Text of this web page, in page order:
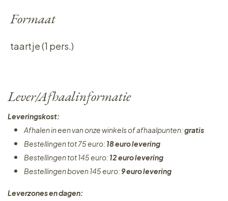
Formaat
taartje (1 pers.)
Lever/Afhaalinformatie
Leveringskost:
Afhalen in een van onze winkels of afhaalpunten:gratis
Bestellingen tot 75 euro: 18 euro levering
Bestellingen tot 145 euro: 12 euro levering
Bestellingen boven 145 euro: 9 euro levering
Leverzones en dagen: